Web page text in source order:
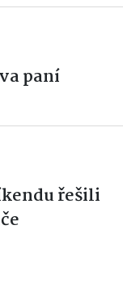
paní
řešili